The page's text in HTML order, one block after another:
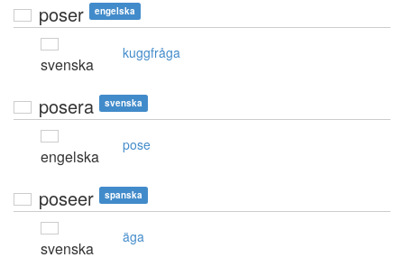
poser engelska
svenska
kuggfråga
posera svenska
engelska
pose
poseer spanska
svenska
äga